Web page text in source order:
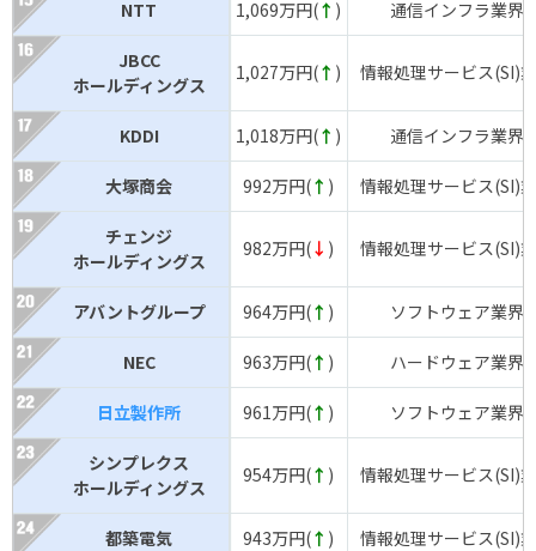
NTT 1,069万円(↑ ) 通信インフラ業界
JBCC
ホールディングス
1,027万円(↑ ) 情報処理サービス(SI)
KDDI 1,018万円(↑ ) 通信インフラ業界
大塚商会 992万円(↑ ) 情報処理サービス(SI)
チェンジ
ホールディングス
982万円(↓ ) 情報処理サービス(SI)
アバントグループ 964万円(↑ ) ソフトウェア業界
NEC 963万円(↑ ) ハードウェア業界
日立製作所 961万円(↑ ) ソフトウェア業界
シンプレクス
ホールディングス
954万円(↑ ) 情報処理サービス(SI)
都築電気 943万円(↑ ) 情報処理サービス(SI)